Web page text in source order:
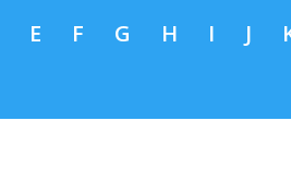
E F G H I J